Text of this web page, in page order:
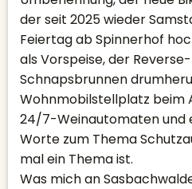
der seit 2025 wieder
Feiertag ab Spinnerhof
als Vorspeise, der
Schnapsbrunnen
Wohnmobilstellplatz beim
24/7-Weinautomaten und
Worte zum Thema
mal ein Thema ist.
Was mich an